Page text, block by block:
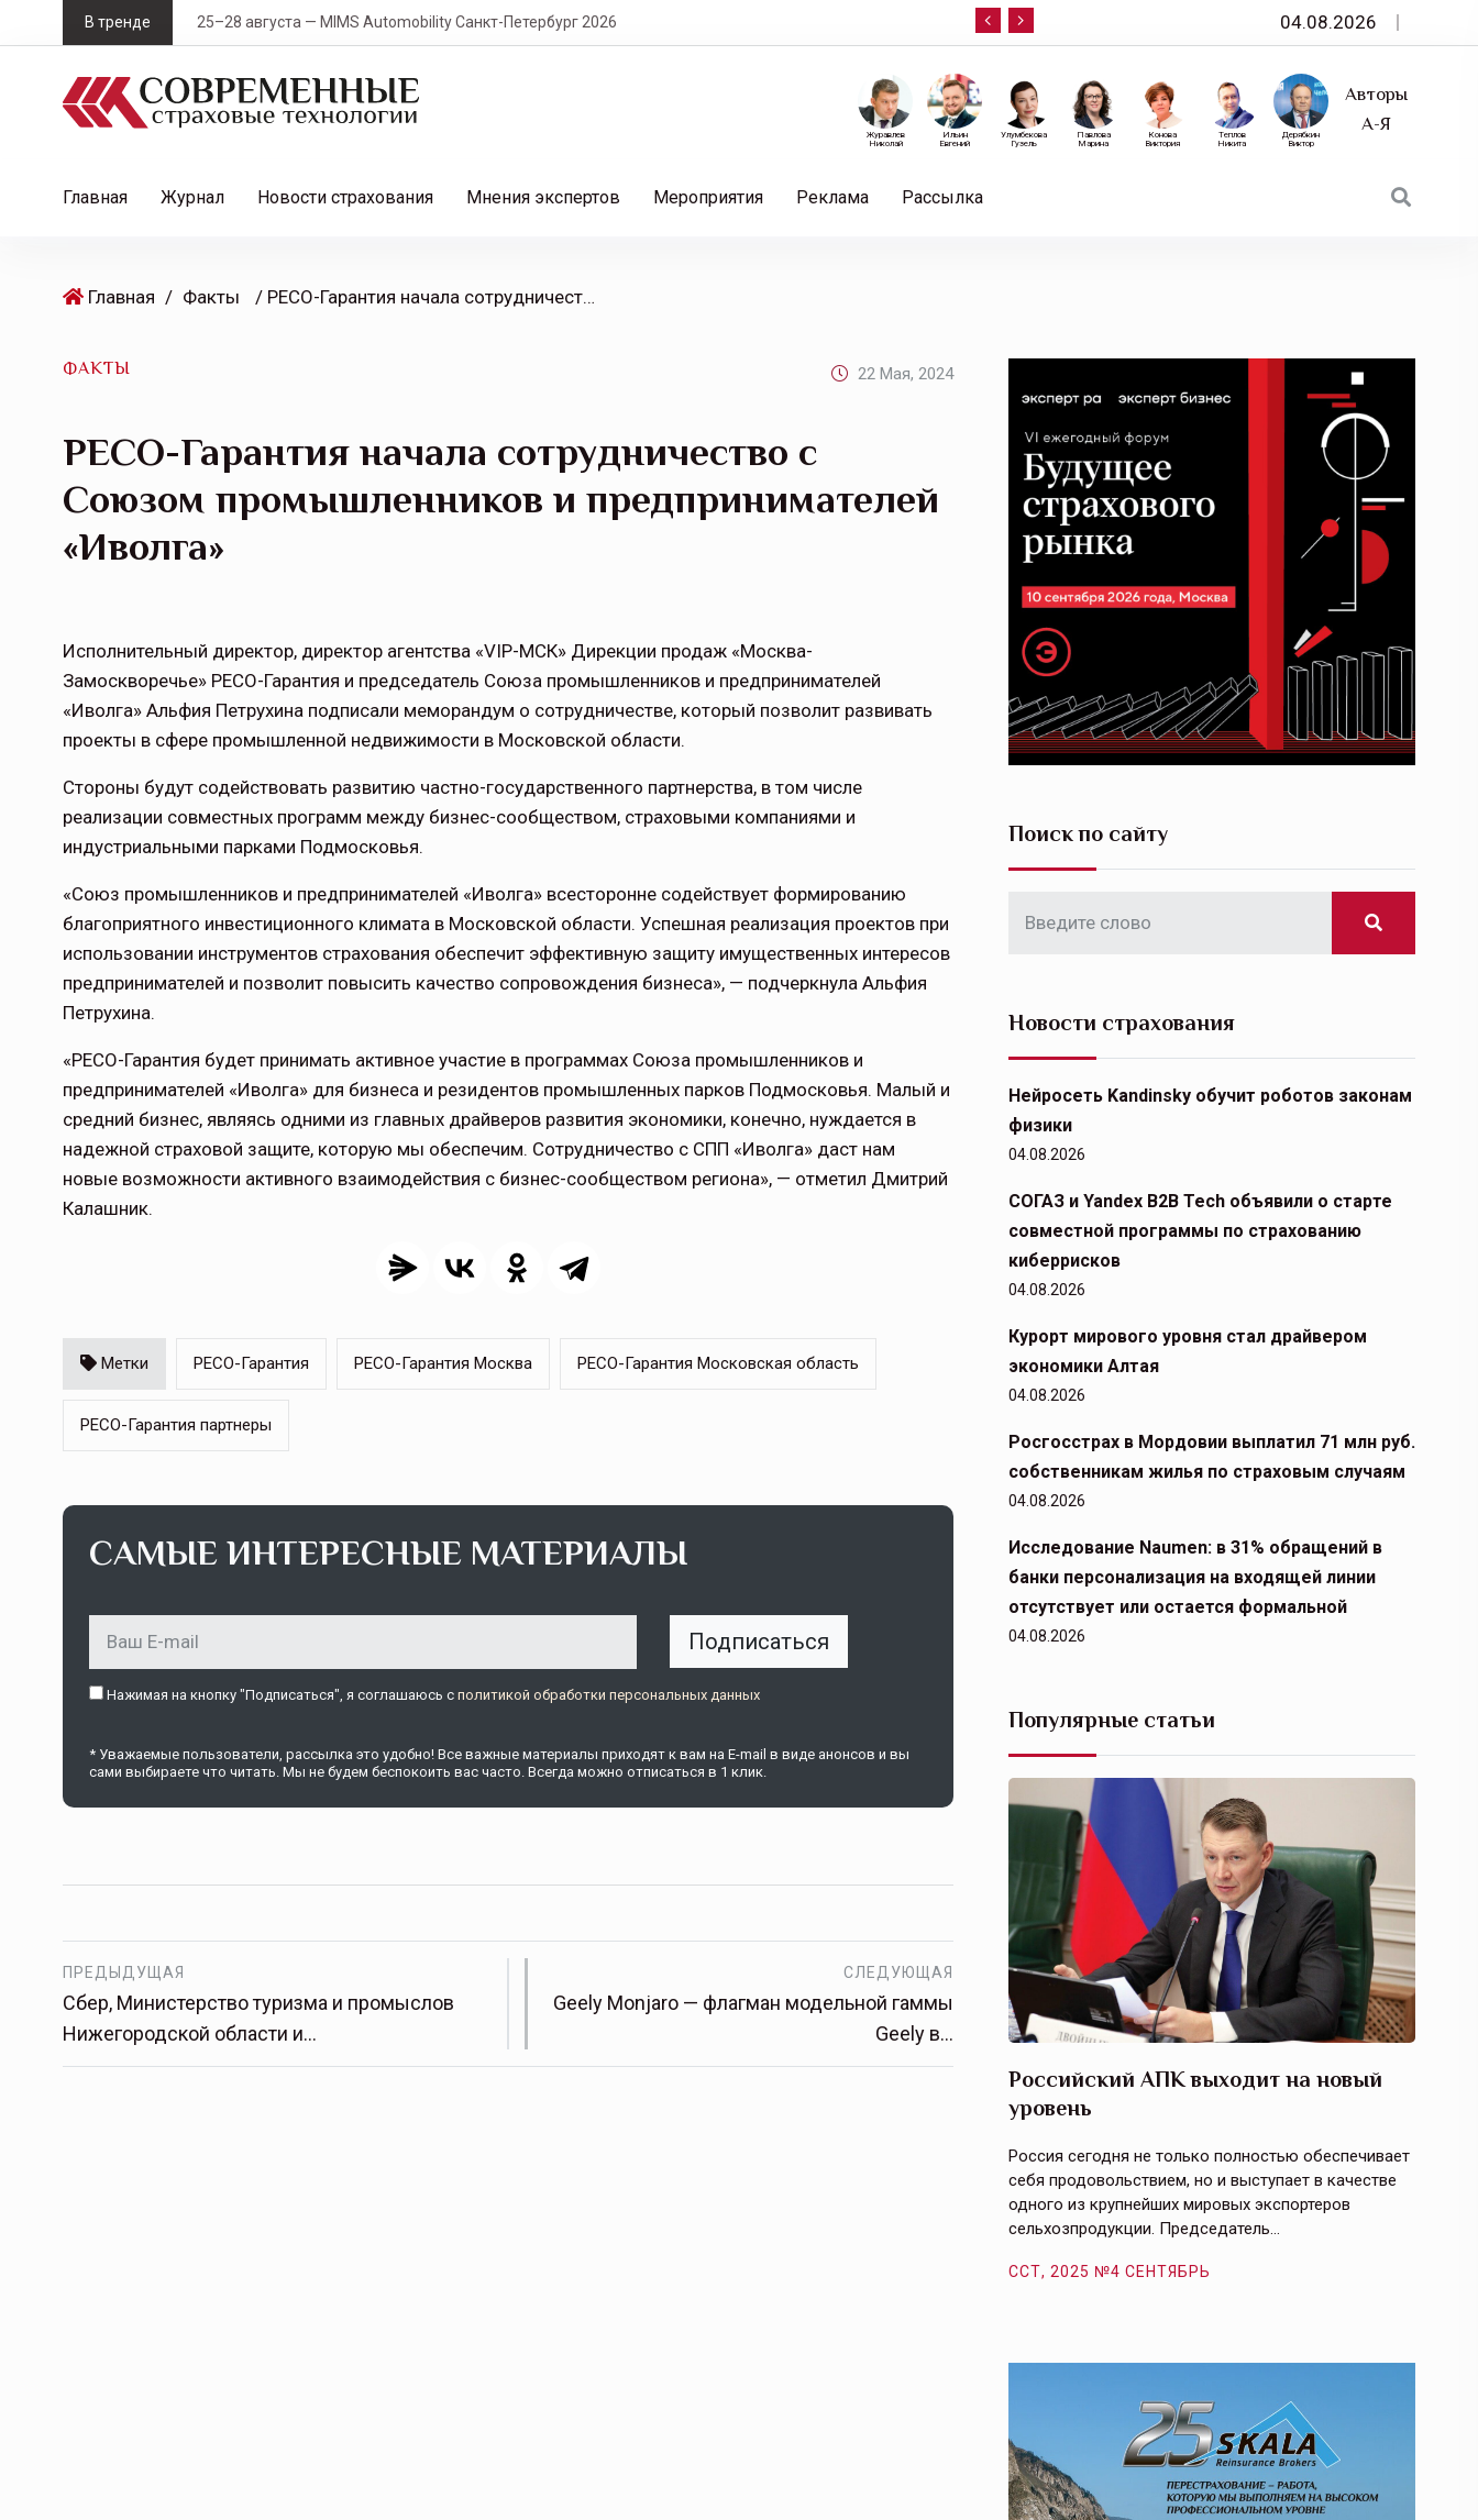
k
В тренде 25–28 августа — MIMS Automobility Санкт-Петербург 2026 10 сентября — «Эксперт РА» приглашает на
04.08.2026
Авторы
А-Я
Дерябкин
Виктор
Теплов
Никита
Конова
Виктория
Павлова
Марина
Улумбекова
Гузель
Ильин
Евгений
Журавлев
Николай
Главная Журнал Новости страхования Мнения экспертов Мероприятия Реклама Рассылка
Главная / Факты / РЕСО-Гарантия начала сотрудничество с Союзом промышленников и предпринимателей «Иволга»
ФАКТЫ 22 Мая, 2024
РЕСО-Гарантия начала сотрудничество с
Союзом промышленников и предпринимателей
«Иволга»
Исполнительный директор, директор агентства «VIP-МСК» Дирекции продаж «Москва-
Замоскворечье» РЕСО-Гарантия и председатель Союза промышленников и предпринимателей
«Иволга» Альфия Петрухина подписали меморандум о сотрудничестве, который позволит развивать
проекты в сфере промышленной недвижимости в Московской области.
Стороны будут содействовать развитию частно-государственного партнерства, в том числе
реализации совместных программ между бизнес-сообществом, страховыми компаниями и
индустриальными парками Подмосковья.
«Союз промышленников и предпринимателей «Иволга» всесторонне содействует формированию
благоприятного инвестиционного климата в Московской области. Успешная реализация проектов при
использовании инструментов страхования обеспечит эффективную защиту имущественных интересов
предпринимателей и позволит повысить качество сопровождения бизнеса», — подчеркнула Альфия
Петрухина.
«РЕСО-Гарантия будет принимать активное участие в программах Союза промышленников и
предпринимателей «Иволга» для бизнеса и резидентов промышленных парков Подмосковья. Малый и
средний бизнес, являясь одними из главных драйверов развития экономики, конечно, нуждается в
надежной страховой защите, которую мы обеспечим. Сотрудничество с СПП «Иволга» даст нам
новые возможности активного взаимодействия с бизнес-сообществом региона», — отметил Дмитрий
Калашник.
Метки РЕСО-Гарантия РЕСО-Гарантия Москва РЕСО-Гарантия Московская область
РЕСО-Гарантия партнеры
САМЫЕ ИНТЕРЕСНЫЕ МАТЕРИАЛЫ
Подписаться
Нажимая на кнопку "Подписаться", я соглашаюсь c политикой обработки персональных данных
* Уважаемые пользователи, рассылка это удобно! Все важные материалы приходят к вам на E-mail в виде анонсов и вы
сами выбираете что читать. Мы не будем беспокоить вас часто. Всегда можно отписаться в 1 клик.
ПРЕДЫДУЩАЯ
Сбер, Министерство туризма и промыслов
Нижегородской области и…
СЛЕДУЮЩАЯ
Geely Monjaro — флагман модельной гаммы
Geely в…
Поиск по сайту
Новости страхования
Нейросеть Kandinsky обучит роботов законам
физики
04.08.2026
СОГАЗ и Yandex B2B Tech объявили о старте
совместной программы по страхованию
киберрисков
04.08.2026
Курорт мирового уровня стал драйвером
экономики Алтая
04.08.2026
Росгосстрах в Мордовии выплатил 71 млн руб.
собственникам жилья по страховым случаям
04.08.2026
Исследование Naumen: в 31% обращений в
банки персонализация на входящей линии
отсутствует или остается формальной
04.08.2026
Популярные статьи
Российский АПК выходит на новый
уровень
Россия сегодня не только полностью обеспечивает
себя продовольствием, но и выступает в качестве
одного из крупнейших мировых экспортеров
сельхозпродукции. Председатель…
ССТ, 2025 №4 СЕНТЯБРЬ